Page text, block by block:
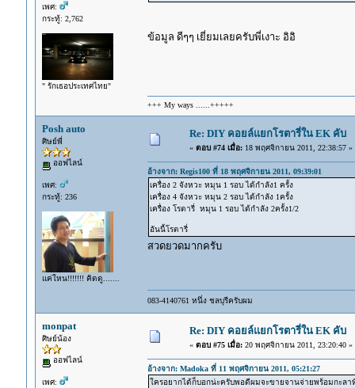
เพศ:
กระทู้: 2,762
" รักเธอประเทศไทย"
ข้อมูล ดีๆๆ เยี่ยมเลยครับพี่เงาะ อิอิ
+++ My ways ......+++++
Posh auto
ศิษย์พี่
ออฟไลน์
เพศ:
กระทู้: 236
แค่ใหน!!!!!!! คิดดู.......
Re: DIY คอยล์แยกโรตารี่ใน EK คับ
« ตอบ #74 เมื่อ:18 พฤศจิกายน 2011, 22:38:57 »
อ้างจาก: Regis100 ที่ 18 พฤศจิกายน 2011, 09:39:01
เครื่อง 2 จังหวะ หมุน 1 รอบ ได้กำลัง1 ครั้ง
เครื่อง 4 จังหวะ หมุน 2 รอบ ได้กำลัง 1ครั้ง
เครื่อง โรตารี่ หมุน 1 รอบ ได้กำลัง 2ครั้ง1/2
อันนี้โรตารี่
สวดยวดมากครับ
083-4140761 หนึ่ง ชลบุรีครับผม
monpat
ศิษย์น้อง
ออฟไลน์
เพศ:
Re: DIY คอยล์แยกโรตารี่ใน EK คับ
« ตอบ #75 เมื่อ:20 พฤศจิกายน 2011, 23:20:40 »
อ้างจาก: Madoka ที่ 11 พฤศจิกายน 2011, 05:21:27
ใครอยากได้ก็บอกน่ะครับพอดีผมจะขายจานจ่ายพร้อมกะลา